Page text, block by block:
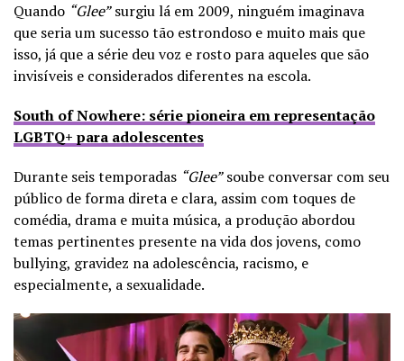
Quando “Glee”surgiu lá em 2009, ninguém imaginava
que seria um sucesso tão estrondoso e muito mais que
isso, já que a série deu voz e rosto para aqueles que são
invisíveis e considerados diferentes na escola.
South of Nowhere: série pioneira em representação
LGBTQ+ para adolescentes
Durante seis temporadas “Glee”soube conversar com seu
público de forma direta e clara, assim com toques de
comédia, drama e muita música, a produção abordou
temas pertinentes presente na vida dos jovens, como
bullying, gravidez na adolescência, racismo, e
especialmente, a sexualidade.